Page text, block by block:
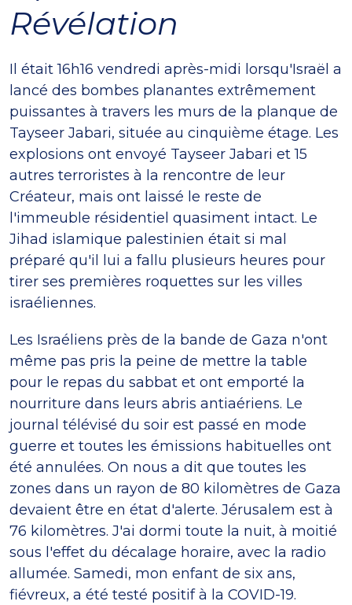
Révélation
Il était 16h16 vendredi après-midi lorsqu'Israël a
lancé des bombes planantes extrêmement
puissantes à travers les murs de la planque de
Tayseer Jabari, située au cinquième étage. Les
explosions ont envoyé Tayseer Jabari et 15
autres terroristes à la rencontre de leur
Créateur, mais ont laissé le reste de
l'immeuble résidentiel quasiment intact. Le
Jihad islamique palestinien était si mal
préparé qu'il lui a fallu plusieurs heures pour
tirer ses premières roquettes sur les villes
israéliennes.
Les Israéliens près de la bande de Gaza n'ont
même pas pris la peine de mettre la table
pour le repas du sabbat et ont emporté la
nourriture dans leurs abris antiaériens. Le
journal télévisé du soir est passé en mode
guerre et toutes les émissions habituelles ont
été annulées. On nous a dit que toutes les
zones dans un rayon de 80 kilomètres de Gaza
devaient être en état d'alerte. Jérusalem est à
76 kilomètres. J'ai dormi toute la nuit, à moitié
sous l'effet du décalage horaire, avec la radio
allumée. Samedi, mon enfant de six ans,
fiévreux, a été testé positif à la COVID-19.